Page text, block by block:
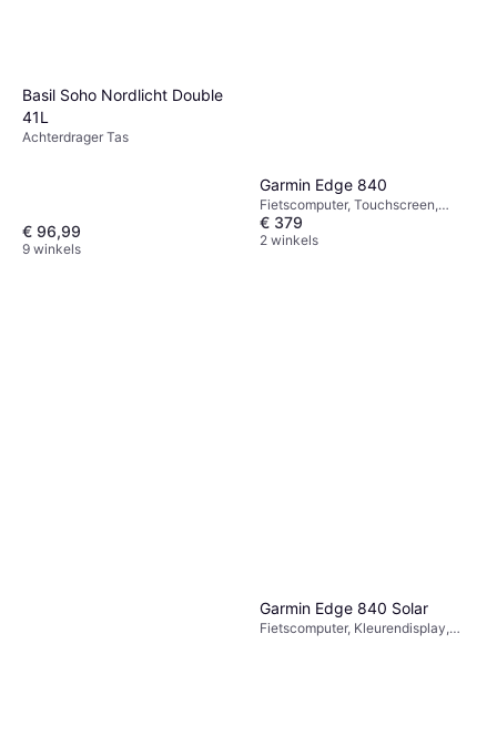
Basil Soho Nordlicht Double
41L
Achterdrager Tas
€ 96,99
9 winkels
Garmin Edge 840
Fietscomputer, Touchscreen,
Kleurendisplay, ANT+
€ 379
2 winkels
Garmin Edge 840 Solar
Fietscomputer, Kleurendisplay,